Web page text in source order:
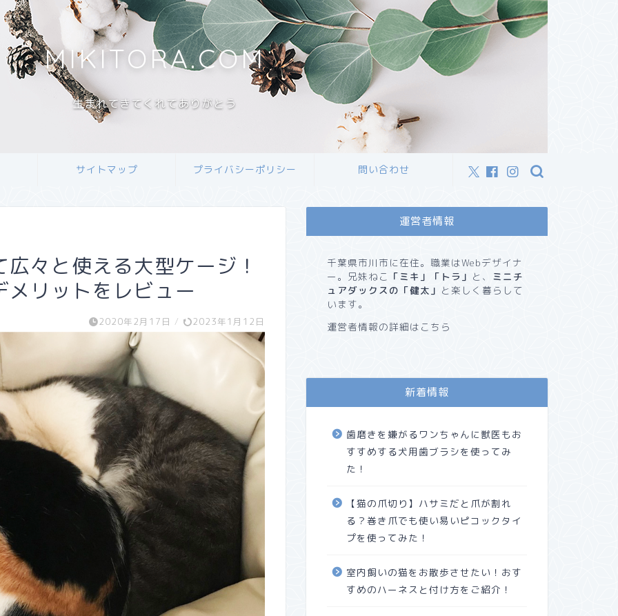
MIKITORA.COM
生まれてきてくれてありがとう
サイトマップ プライバシーポリシー 問い合わせ
々と使える大型ケージ！
リットをレビュー
2020年2月17日 / 2023年1月12日
運営者情報
千葉県市川市に在住。職業はWebデザイナ
ー。兄妹ねこ 「ミキ」「トラ」 と、 ミニチ
ュアダックスの「健太」 と楽しく暮らして
います。
運営者情報の詳細はこちら
新着情報
歯磨きを嫌がるワンちゃんに獣医もお
すすめする犬用歯ブラシを使ってみ
た！
【猫の爪切り】ハサミだと爪が割れ
る？巻き爪でも使い易いピコックタイ
プを使ってみた！
室内飼いの猫をお散歩させたい！おす
すめのハーネスと付け方をご紹介！